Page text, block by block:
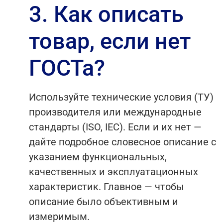
3. Как описать
товар, если нет
ГОСТа?
Используйте технические условия (ТУ)
производителя или международные
стандарты (ISO, IEC). Если и их нет —
дайте подробное словесное описание с
указанием функциональных,
качественных и эксплуатационных
характеристик. Главное — чтобы
описание было объективным и
измеримым.